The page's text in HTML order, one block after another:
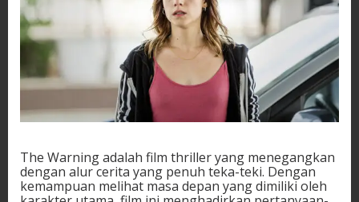
The Warning adalah film thriller yang menegangkan
dengan alur cerita yang penuh teka-teki. Dengan
kemampuan melihat masa depan yang dimiliki oleh